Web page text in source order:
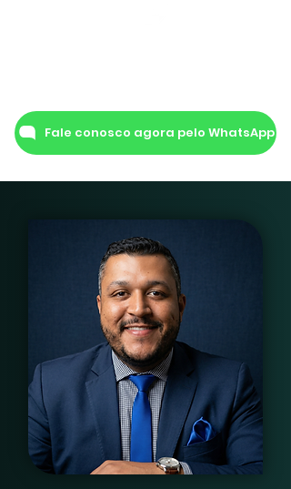
Fale conosco agora pelo WhatsApp